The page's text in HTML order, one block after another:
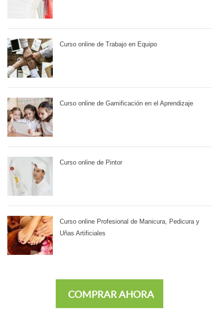
Curso online de Trabajo en Equipo
Curso online de Gamificación en el Aprendizaje
Curso online de Pintor
Curso online Profesional de Manicura, Pedicura y
Uñas Artificiales
COMPRAR AHORA